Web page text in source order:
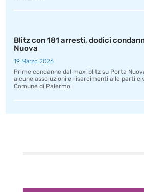
Blitz con 181 arresti, dodici
Nuova
19 Marzo 2026
Prime condanne dal maxi blitz su Porta
alcune assoluzioni e risarcimenti alle parti
Comune di Palermo